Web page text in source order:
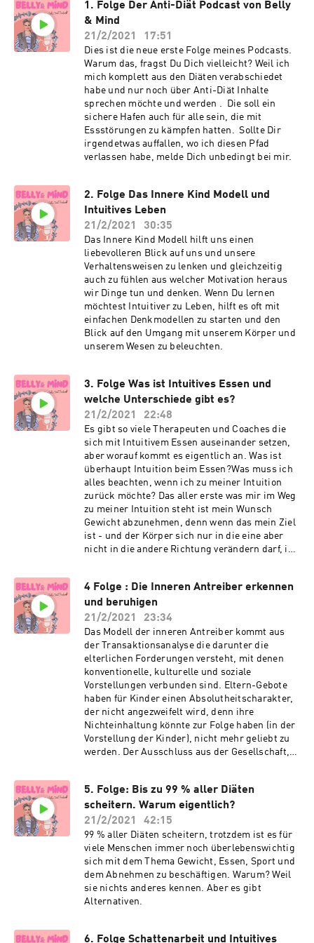
1. Folge Der Anti-Diät Podcast von Belly
& Mind
21/2/2021
17:51
Dies ist die neue erste Folge meines Podcasts.
Warum das, fragst Du Dich vielleicht? Weil ich
mich komplett aus den Diäten verabschiedet
habe und nur noch über Anti-Diät Inhalte
sprechen möchte und werden . Die soll ein
sichere Hafen auch für alle sein, die mit
Essstörungen zu kämpfen hatten. Sollte Dir
irgendetwas auffallen, wo ich diesen Pfad
verlassen habe, melde Dich unbedingt bei mir.
2. Folge Das Innere Kind Modell und
Intuitives Leben
21/2/2021
30:35
Das Innere Kind Modell hilft uns einen
liebevolleren Blick auf uns und unsere
Verhaltensweisen zu lenken und gleichzeitig
auch zu fühlen aus welcher Motivation heraus
wir Dinge tun und denken. Wenn Du lernen
möchtest Intuitiver zu Leben, hilft es oft mit
einfachen Denkmodellen zu starten und den
Blick auf den Umgang mit unserem Körper und
unserem Wesen zu beleuchten.
3. Folge Was ist Intuitives Essen und
welche Unterschiede gibt es?
21/2/2021
22:48
Es gibt so viele Therapeuten und Coaches die
sich mit Intuitivem Essen auseinander setzen,
aber worauf kommt es eigentlich an. Was ist
überhaupt Intuition beim Essen?Was muss ich
alles beachten, wenn ich zu meiner Intuition
zurück möchte? Das aller erste was mir im Weg
zu meiner Intuition steht ist mein Wunsch
Gewicht abzunehmen, denn wenn das mein Ziel
ist - und der Körper sich nur in die eine aber
nicht in die andere Richtung verändern darf, ist
Geheimnis, etwas über das nicht gesprochen
werden darf.
4 Folge : Die Inneren Antreiber erkennen
und beruhigen
21/2/2021
23:34
Das Modell der inneren Antreiber kommt aus
der Transaktionsanalyse die darunter die
elterlichen Forderungen versteht, mit denen
konventionelle, kulturelle und soziale
Vorstellungen verbunden sind. Eltern-Gebote
haben für Kinder einen Absolutheitscharakter,
der nicht angezweifelt wird, denn ihre
Nichteinhaltung könnte zur Folge haben (in der
Vorstellung der Kinder), nicht mehr geliebt zu
werden. Der Ausschluss aus der Gesellschaft,
nicht-geliebt-zu-werden“ ist deshalb so
beängstigend für Kinder. Sie könnten nicht
ohne (elterliche) Hilfe überleben. Erst im
Erwachsenenalter haben wir die Möglichkeit zu
erkennen, dass es Alternativen zu den
elterlichen Botschaften gibt. Zu diesem
Zeitpunkt haben sich diese Botschaften jedoch
schon stark im Unterbewusstsein verankert.
Sie stellen unsere Glaubensgerüst dar. Die
kommen sie zu hinterfragen. Unbedacht
5. Folge: Bis zu 99 % aller Diäten
scheitern. Warum eigentlich?
21/2/2021
42:15
99 % aller Diäten scheitern, trotzdem ist es für
viele Menschen immer noch überlebenswichtig
sich mit dem Thema Gewicht, Essen, Sport und
dem Abnehmen zu beschäftigen. Warum? Weil
sie nichts anderes kennen. Aber es gibt
Alternativen.
6. Folge Schattenarbeit und Intuitives